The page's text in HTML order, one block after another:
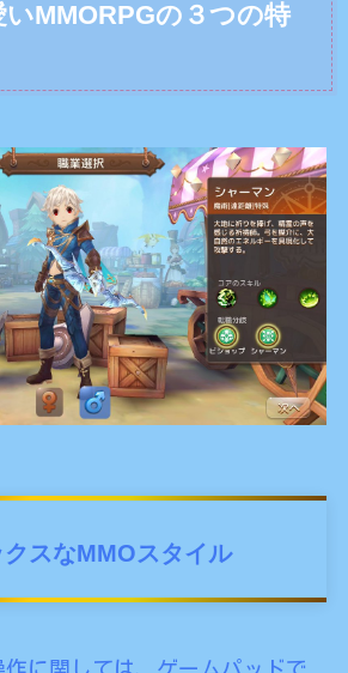
MMORPGの３つの特
クスなMMOスタイル
に関しては、ゲームパッドで